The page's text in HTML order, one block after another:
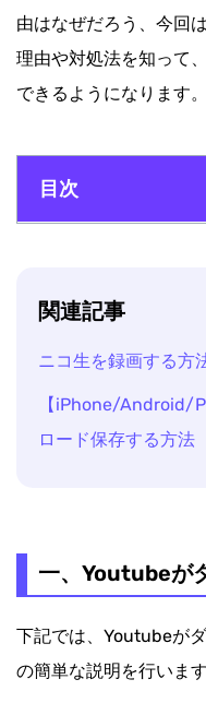
由はなぜだろう、今回
理由や対処法を知って
できるようになります。
目次
二、Youtube動画を
関連記事
ニコ生を録画する方
【iPhone/Android/
ロード保存する方法
一、Youtubeが
下記では、Youtubeが
の簡単な説明を行います